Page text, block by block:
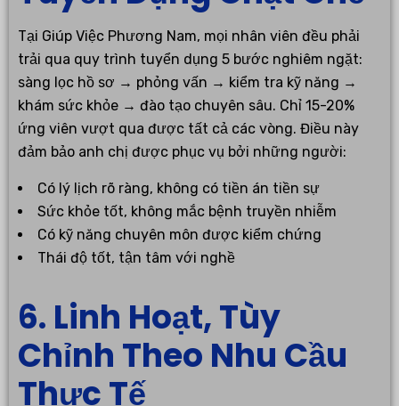
Tại Giúp Việc Phương Nam, mọi nhân viên đều phải
trải qua quy trình tuyển dụng 5 bước nghiêm ngặt:
sàng lọc hồ sơ → phỏng vấn → kiểm tra kỹ năng →
khám sức khỏe → đào tạo chuyên sâu. Chỉ 15-20%
ứng viên vượt qua được tất cả các vòng. Điều này
đảm bảo anh chị được phục vụ bởi những người:
Có lý lịch rõ ràng, không có tiền án tiền sự
Sức khỏe tốt, không mắc bệnh truyền nhiễm
Có kỹ năng chuyên môn được kiểm chứng
Thái độ tốt, tận tâm với nghề
6. Linh Hoạt, Tùy
Chỉnh Theo Nhu Cầu
Thực Tế